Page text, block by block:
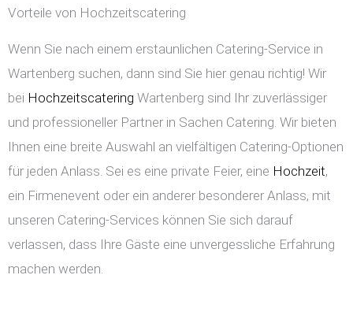
Vorteile von Hochzeitscatering
Wenn Sie nach einem erstaunlichen Catering-Service in
Wartenberg suchen, dann sind Sie hier genau richtig! Wir
bei Hochzeitscatering Wartenberg sind Ihr zuverlässiger
und professioneller Partner in Sachen Catering. Wir bieten
Ihnen eine breite Auswahl an vielfältigen Catering-Optionen
für jeden Anlass. Sei es eine private Feier, eine Hochzeit,
ein Firmenevent oder ein anderer besonderer Anlass, mit
unseren Catering-Services können Sie sich darauf
verlassen, dass Ihre Gäste eine unvergessliche Erfahrung
machen werden.